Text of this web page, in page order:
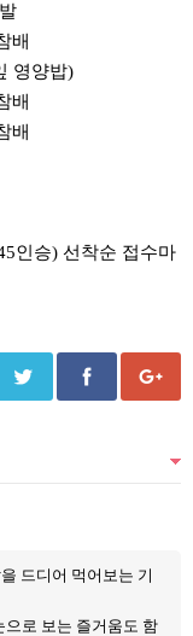
양밥)
인승) 선착순 접수마
드디어 먹어보는 기
로 보는 즐거움도 함